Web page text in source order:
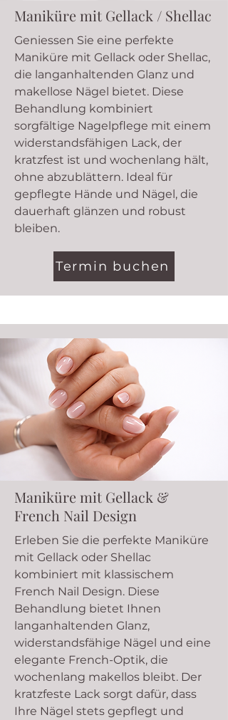
Maniküre mit Gellack / Shellac
Geniessen Sie eine perfekte
Maniküre mit Gellack oder Shellac,
die langanhaltenden Glanz und
makellose Nägel bietet. Diese
Behandlung kombiniert
sorgfältige Nagelpflege mit einem
widerstandsfähigen Lack, der
kratzfest ist und wochenlang hält,
ohne abzublättern. Ideal für
gepflegte Hände und Nägel, die
dauerhaft glänzen und robust
bleiben.
Termin buchen
Maniküre mit Gellack &
French Nail Design
Erleben Sie die perfekte Maniküre
mit Gellack oder Shellac
kombiniert mit klassischem
French Nail Design. Diese
Behandlung bietet Ihnen
langanhaltenden Glanz,
widerstandsfähige Nägel und eine
elegante French-Optik, die
wochenlang makellos bleibt. Der
kratzfeste Lack sorgt dafür, dass
Ihre Nägel stets gepflegt und